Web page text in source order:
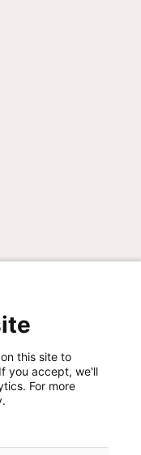
this site to
you accept, we'll
For more